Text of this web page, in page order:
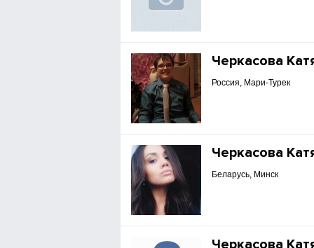
Черкасова
Россия, Мари-Турек
Черкасова
Беларусь, Минск
Черкасова